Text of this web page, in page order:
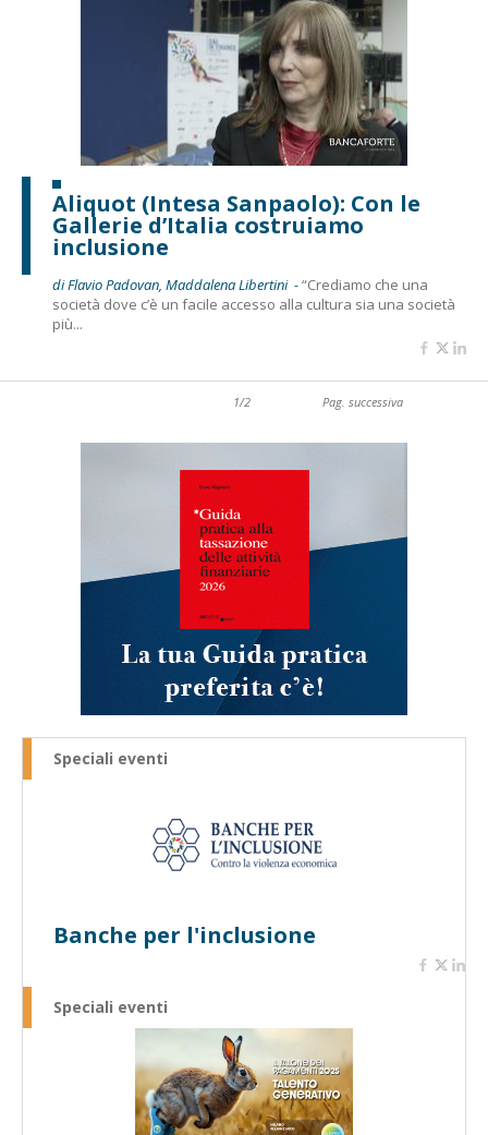
Aliquot (Intesa Sanpaolo): Con le
Gallerie d’Italia costruiamo
inclusione
di Flavio Padovan, Maddalena Libertini -“Crediamo che una
società dove c’è un facile accesso alla cultura sia una società
più...
1/2 Pag. successiva
Speciali eventi
Banche per l'inclusione
Speciali eventi